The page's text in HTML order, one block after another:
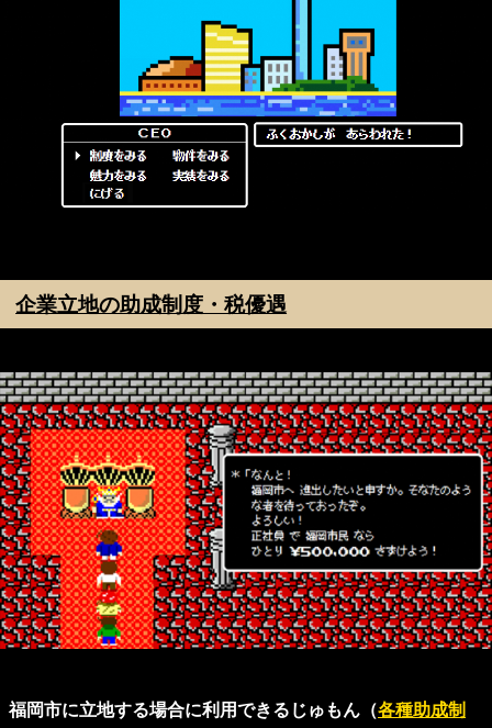
企業立地の助成制度・税優遇
福岡市に立地する場合に利用できるじゅもん（各種助成制